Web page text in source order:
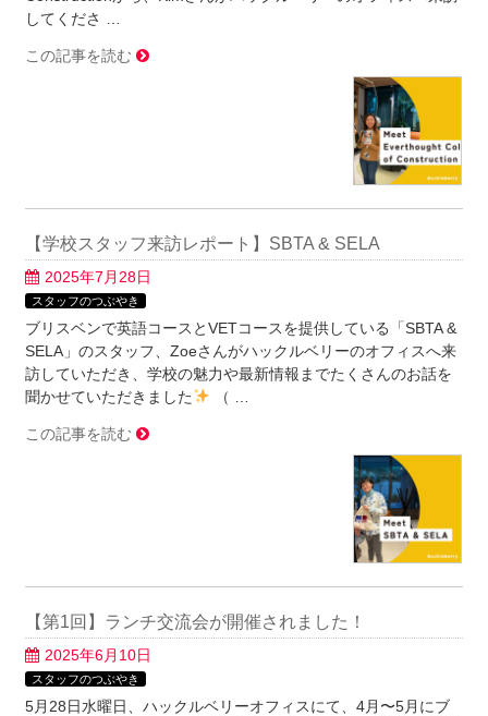
してくださ …
この記事を読む
【学校スタッフ来訪レポート】SBTA & SELA
2025年7月28日
スタッフのつぶやき
ブリスベンで英語コースとVETコースを提供している「SBTA &
SELA」のスタッフ、Zoeさんがハックルベリーのオフィスへ来
訪していただき、学校の魅力や最新情報までたくさんのお話を
聞かせていただきました
（ …
この記事を読む
【第1回】ランチ交流会が開催されました！
2025年6月10日
スタッフのつぶやき
5月28日水曜日、ハックルベリーオフィスにて、4月〜5月にブ